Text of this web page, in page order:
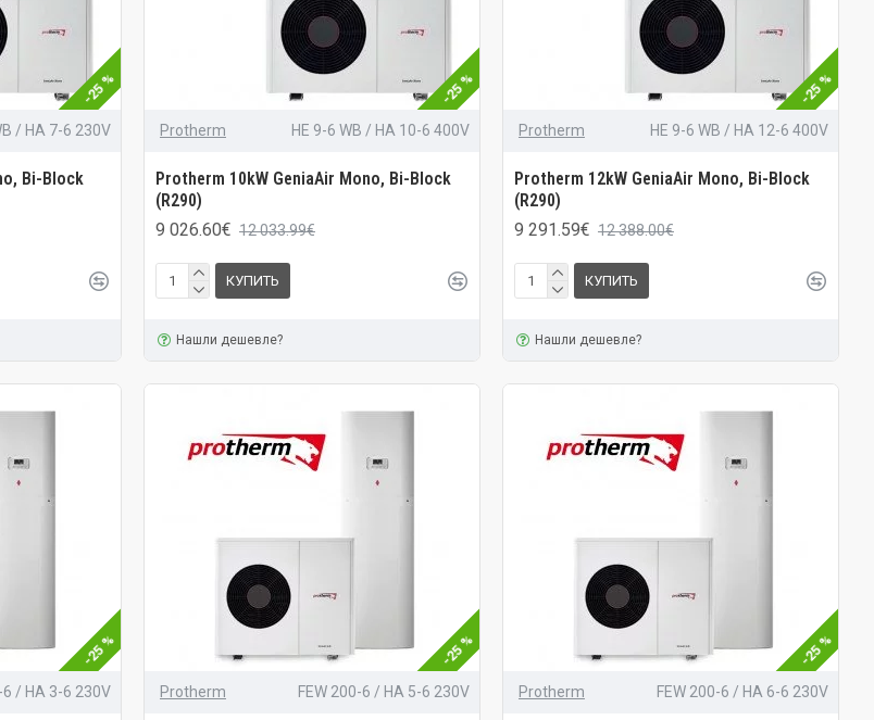
-25 %
/ HA 7-6 230V
Bi-Block
-25 %
Protherm HE 9-6 WB / HA 10-6 400V
Protherm 10kW GeniaAir Mono, Bi-Block
(R290)
9 026.60€ 12 033.99€
КУПИТЬ
Нашли дешевле?
-25 %
Protherm HE 9-6 WB / HA 12-6 400V
Protherm 12kW GeniaAir Mono, Bi-Block
(R290)
9 291.59€ 12 388.00€
КУПИТЬ
Нашли дешевле?
-25 %
6 / HA 3-6 230V
-25 %
Protherm FEW 200-6 / HA 5-6 230V
-25 %
Protherm FEW 200-6 / HA 6-6 230V